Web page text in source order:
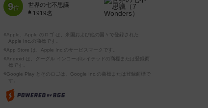
9位
世界の七不思議
1919名
※Apple、Apple のロゴ は、米国および他の国々で登録された
Apple Inc.の商標です。
※App Store は、Apple Inc.のサービスマークです。
※Android は、グーグル インコーポレイテッドの商標または登録商
標です。
※Google Play とそのロゴは、Google Inc.の商標または登録商標で
す。